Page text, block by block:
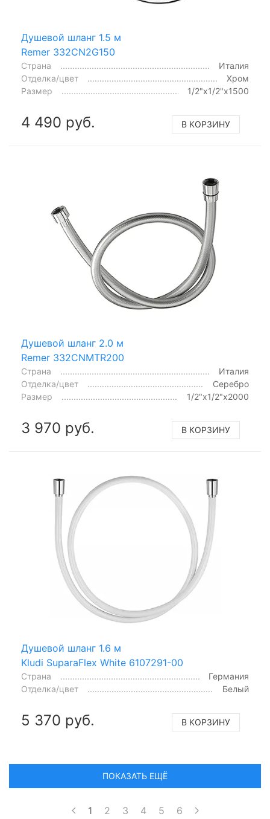
Душевой шланг 1.5 м
Remer 332CN2G150
Страна
Италия
Отделка/цвет
Хром
Размер
1/2"x1/2"x1500
4 490 руб. В КОРЗИНУ
Душевой шланг 2.0 м
Remer 332CNMTR200
Страна
Италия
Отделка/цвет
Серебро
Размер
1/2"x1/2"x2000
3 970 руб. В КОРЗИНУ
Душевой шланг 1.6 м
Kludi SuparaFlex White 6107291-00
Страна
Германия
Отделка/цвет
Белый
5 370 руб. В КОРЗИНУ
ПОКАЗАТЬ ЕЩЁ
1 2 3 4 5 6